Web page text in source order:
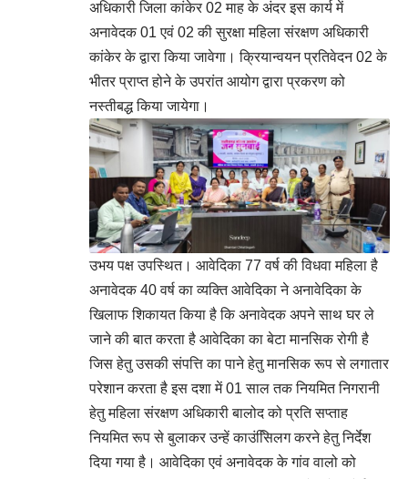
अधिकारी जिला कांकेर 02 माह के अंदर इस कार्य में
अनावेदक 01 एवं 02 की सुरक्षा महिला संरक्षण अधिकारी
कांकेर के द्वारा किया जावेगा। क्रियान्वयन प्रतिवेदन 02 के
भीतर प्राप्त होने के उपरांत आयोग द्वारा प्रकरण को
नस्तीबद्ध किया जायेगा।
उभय पक्ष उपस्थित। आवेदिका 77 वर्ष की विधवा महिला है
अनावेदक 40 वर्ष का व्यक्ति आवेदिका ने अनावेदिका के
खिलाफ शिकायत किया है कि अनावेदक अपने साथ घर ले
जाने की बात करता है आवेदिका का बेटा मानसिक रोगी है
जिस हेतु उसकी संपत्ति का पाने हेतु मानसिक रूप से लगातार
परेशान करता है इस दशा में 01 साल तक नियमित निगरानी
हेतु महिला संरक्षण अधिकारी बालोद को प्रति सप्ताह
नियमित रूप से बुलाकर उन्हें काउंसििलग करने हेतु निर्देश
दिया गया है। आवेदिका एवं अनावेदक के गांव वालो को